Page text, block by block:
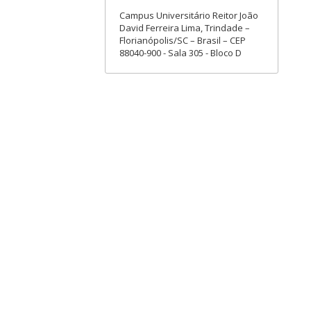
Campus Universitário Reitor João
David Ferreira Lima, Trindade –
Florianópolis/SC – Brasil – CEP
88040-900 - Sala 305 - Bloco D